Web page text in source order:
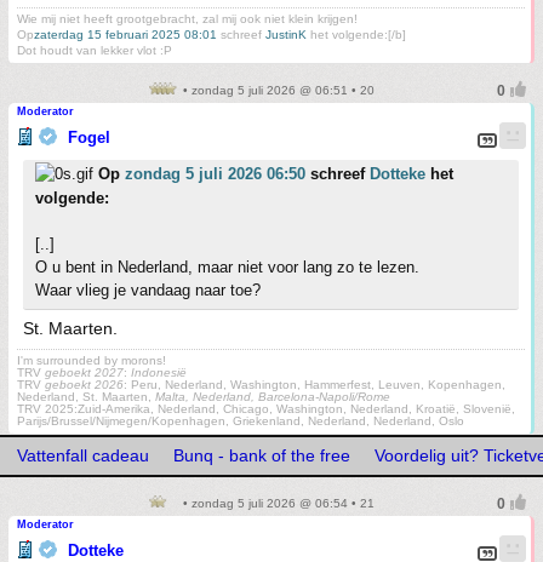
Wie mij niet heeft grootgebracht, zal mij ook niet klein krijgen!
Opzaterdag 15 februari 2025 08:01 schreef JustinK het volgende:[/b]
Dot houdt van lekker vlot :P
• zondag 5 juli 2026 @ 06:51 • 20
Moderator
Fogel
Op zondag 5 juli 2026 06:50 schreef Dotteke het
volgende:
[..]
O u bent in Nederland, maar niet voor lang zo te lezen.
Waar vlieg je vandaag naar toe?
St. Maarten.
I'm surrounded by morons!
TRV geboekt 2027: Indonesië
TRV geboekt 2026: Peru, Nederland, Washington, Hammerfest, Leuven, Kopenhagen,
Nederland, St. Maarten, Malta, Nederland, Barcelona-Napoli/Rome
TRV 2025:Zuid-Amerika, Nederland, Chicago, Washington, Nederland, Kroatië, Slovenië,
Parijs/Brussel/Nijmegen/Kopenhagen, Griekenland, Nederland, Nederland, Oslo
Vattenfall cadeau Bunq - bank of the free Voordelig uit?
• zondag 5 juli 2026 @ 06:54 • 21
Moderator
Dotteke